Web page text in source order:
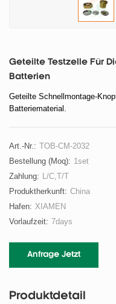
Geteilte Testzelle Für
Batterien
Geteilte Schnellmontage-
Batteriematerial.
Art.-Nr.: TOB-CM-2032
Bestellung (moq): 1set
Zahlung: L/C,T/T
Produktherkunft: China
Hafen: XIAMEN
Vorlaufzeit: 7days
Anfrage Jetzt
Produktdetail